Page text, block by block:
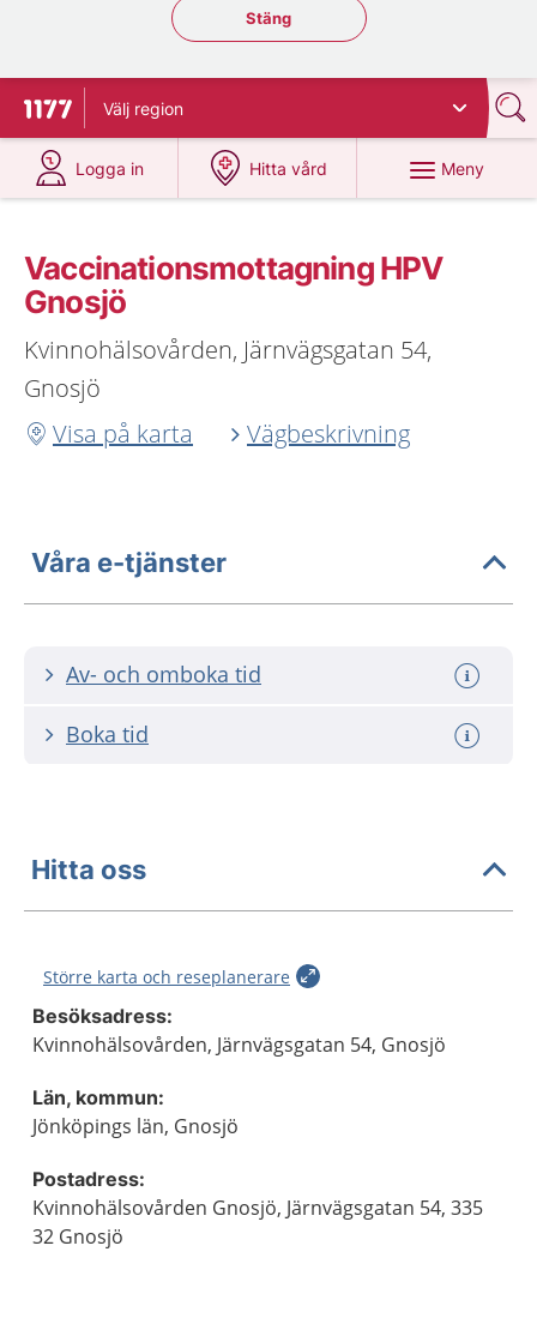
Stäng regionsväljaren
Stäng
Till startsidan för 1177
Välj region
Logga in
på 1177.se
Hitta vård
på 1177.se
Meny
Vaccinationsmottagning HPV
Gnosjö
Kvinnohälsovården, Järnvägsgatan 54,
Gnosjö
Visa på karta
Vägbeskrivning
Våra e-tjänster
Av- och omboka tid
Boka tid
Hitta oss
Större karta och reseplanerare
Besöksadress:
Kvinnohälsovården, Järnvägsgatan 54, Gnosjö
Län, kommun:
Jönköpings län, Gnosjö
Postadress:
Kvinnohälsovården Gnosjö, Järnvägsgatan 54, 335
32 Gnosjö